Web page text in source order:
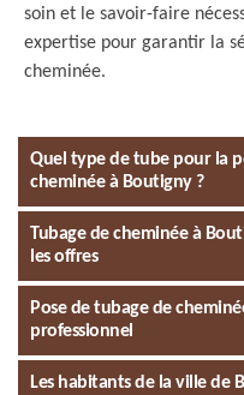
soin et le savoir-faire
expertise pour garantir la
cheminée.
Quel type de tube pour la
cheminée à Boutigny ?
Tubage de cheminée à
les offres
Pose de tubage de
professionnel
Les habitants de la ville de